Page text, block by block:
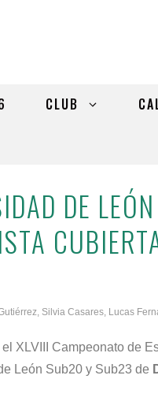
CLUB
DE
Silvia Casares, Lucas
XLVIII Campeonato de
León Sub20 y Sub23 de